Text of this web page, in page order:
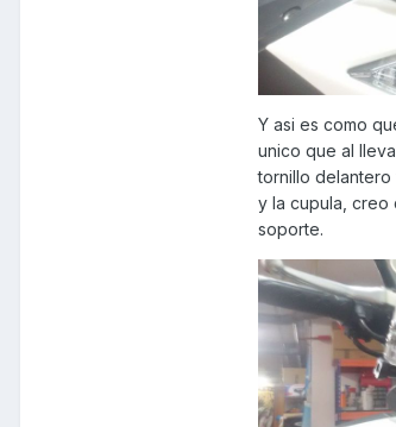
Y asi es como
unico que al
tornillo
y la cupula, creo
soporte.